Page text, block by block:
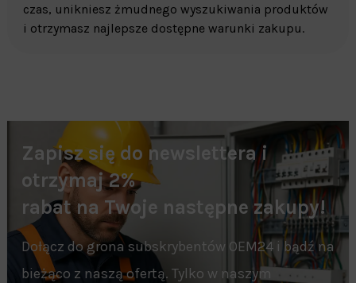
czas, unikniesz żmudnego wyszukiwania produktów
i otrzymasz najlepsze dostępne warunki zakupu.
Zapisz się do newslettera i
otrzymaj 2%
rabat na Twoje następne zakupy!
Dołącz do grona subskrybentów OEM24 i bądź na
bieżąco z naszą ofertą. Tylko w naszym